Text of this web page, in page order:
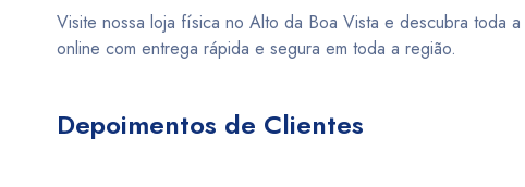
Visite nossa loja física no Alto da Boa Vista e descubra toda
online com entrega rápida e segura em toda a região.
Depoimentos de Clientes